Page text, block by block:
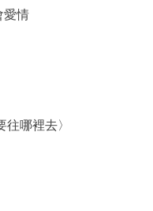
愛情
哪裡去〉